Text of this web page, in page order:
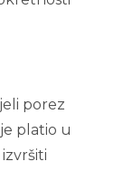
porez
platio u